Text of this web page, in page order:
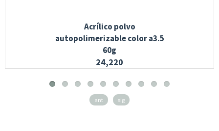
Acrílico polvo
autopolimerizable color a3.5
60g
24,220
ant sig